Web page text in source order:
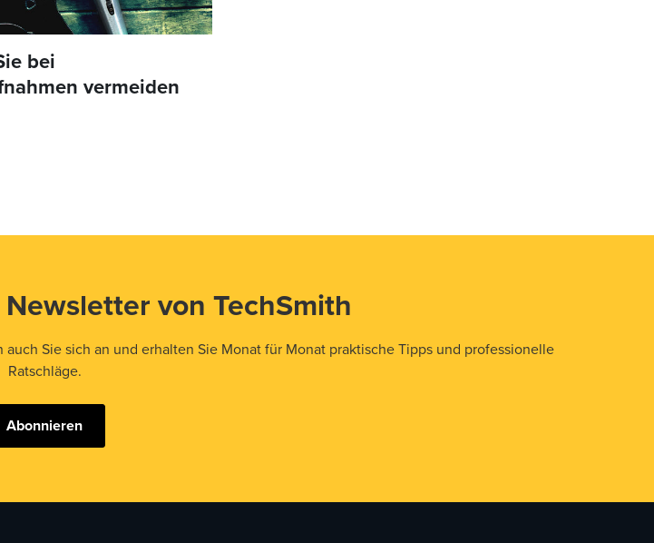
bei
vermeiden
von TechSmith
Sie sich an und erhalten Sie Monat für Monat praktische Tipps und professionelle
Ratschläge.
Abonnieren